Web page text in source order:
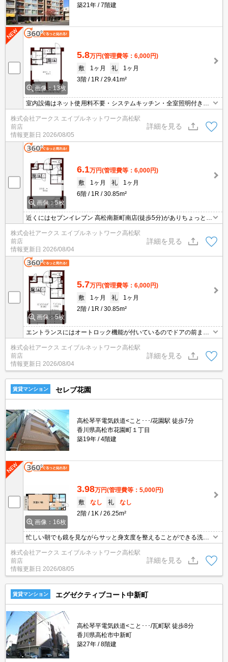
築21年
7階建
画像：13枚
5.8万円(管理費等：6,000円)
敷
1ヶ月 礼
1ヶ月
3階
1R 29.41m²
室内設備はネット使用料不要・システムキッチン・全室照明付きな
ど充実した設備を備え付けています。建物のエントランスには安全
性に優れているオートロック機能が付いております。共用部には宅
配ボックスが備え付けられているため、対面で荷物を受け取る必要
がなくなります。駐輪場が付いている物件です。
株式会社アークス エイブルネットワーク高松駅
前店
情報更新日 2026/08/05
詳細を見る
画像：5枚
6.1万円(管理費等：6,000円)
敷
1ヶ月 礼
1ヶ月
6階
1R 30.85m²
近くにはセブンイレブン 高松南新町南店(徒歩5分)がありちょっとし
た買い物に便利です。不在時でも荷物を受け取れるため、時間調整
の手間が省ける宅配ボックスが付いています。防犯対策もバッチリ
株式会社アークス エイブルネットワーク高松駅
前店
情報更新日 2026/08/04
詳細を見る
画像：5枚
5.7万円(管理費等：6,000円)
敷
1ヶ月 礼
1ヶ月
2階
1R 30.85m²
エントランスにはオートロック機能が付いているのでドアの前まで
を収納可能なスペースがある独立洗面台を設置しています。共用部
には宅配ボックスを備え付けているため、対面で荷物を受け取る必
要がありません。バルコニー付きの物件で、用途に合わせて利用で
きます。
株式会社アークス エイブルネットワーク高松駅
前店
情報更新日 2026/08/04
詳細を見る
賃貸マンション セレブ花園
高松琴平電気鉄道<こと･･･/花園駅 徒歩7分
香川県高松市花園町１丁目
築19年
4階建
画像：16枚
3.98万円(管理費等：5,000円)
敷
なし 礼
なし
2階
1K 26.25m²
忙しい朝でも鏡を見ながらサッと身支度を整えることができる洗面
化粧台を備えております。知らない人が来た時でも玄関を開ける必
要がなくなるモニター付きインターホンが付いております。収納は
シューズボックス・クロゼットなど豊富なので、衣類や履き物の整
理がしやすく便利です。アクセスの良い徒歩7分の物件です。
株式会社アークス エイブルネットワーク高松駅
前店
情報更新日 2026/08/05
詳細を見る
賃貸マンション エグゼクティブコート中新町
高松琴平電気鉄道<こと･･･/瓦町駅 徒歩8分
香川県高松市中新町
築27年
8階建